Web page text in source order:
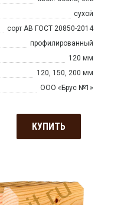
сухой
сорт АВ ГОСТ 20850-2014
профилированный
120 мм
120, 150, 200 мм
ООО «Брус №1»
КУПИТЬ